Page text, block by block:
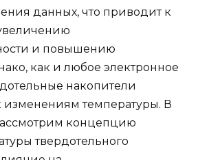
данных, что приводит к
и повышению
как и любое электронное
накопители
изменениям температуры. В
концепцию
твердотельного